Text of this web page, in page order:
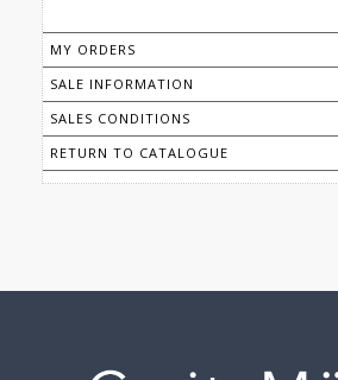
MY ORDERS
SALE INFORMATION
SALES CONDITIONS
RETURN TO CATALOGUE